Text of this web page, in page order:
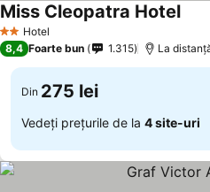
2 SteleHotel
Miss Cleopatra Hotel
8,4 Foarte bun 1.315 La
Din 275 lei
Vedeți prețurile de la 4 site-uri